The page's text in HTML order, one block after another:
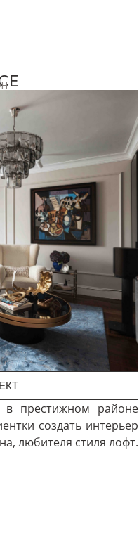
в престижном районе
создать интерьер
любителя стиля лофт.